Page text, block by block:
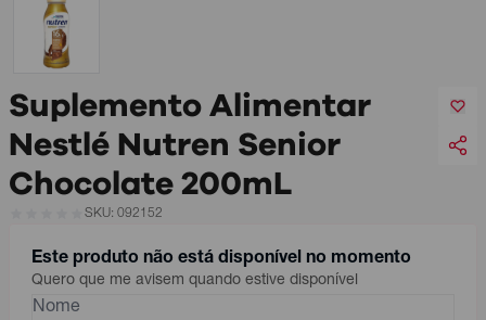
Suplemento Alimentar
Nestlé Nutren Senior
Chocolate 200mL
SKU: 092152
Este produto não está disponível no momento
Quero que me avisem quando estive disponível